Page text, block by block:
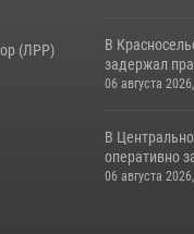
(ЛРР)
В
задержал
06 августа
В
оперативно
06 августа